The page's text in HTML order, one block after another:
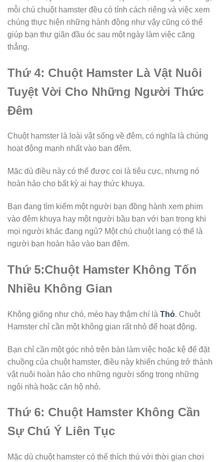
mỗi chú chuột hamster đều có tính cách riêng và việc xem
chúng thực hiện những hành động như vậy cũng có thể
giúp bạn thư giãn đầu óc sau một ngày làm việc căng
thẳng.
Thứ 4: Chuột Hamster Là Vật Nuôi
Tuyệt Vời Cho Những Người Thức
Đêm
Chuột hamster là loài vật sống về đêm, có nghĩa là chúng
hoạt động mạnh nhất vào ban đêm.
Mặc dù điều này có thể được coi là tiêu cực, nhưng nó
hoàn hảo cho bất kỳ ai hay thức khuya.
Bạn đang tìm kiếm một người bạn đồng hành xem phim
vào đêm khuya hay một người bầu bạn với bạn trong khi
mọi người khác đang ngủ? Một chú chuột lang có thể là
người bạn hoàn hảo vào ban đêm.
Thứ 5:Chuột Hamster Không Tốn
Nhiều Không Gian
Không giống như chó, mèo hay thậm chí là Thỏ. Chuột
Hamster chỉ cần một không gian rất nhỏ để hoạt động.
Bạn chỉ cần một góc nhỏ trên bàn làm việc hoặc kệ để đặt
chuồng của chuột hamster, điều này khiến chúng trở thành
vật nuôi hoàn hảo cho những người sống trong những
ngôi nhà hoặc căn hộ nhỏ.
Thứ 6: Chuột Hamster Không Cần
Sự Chú Ý Liên Tục
Mặc dù chuột hamster có thể thích thú với thời gian chơi